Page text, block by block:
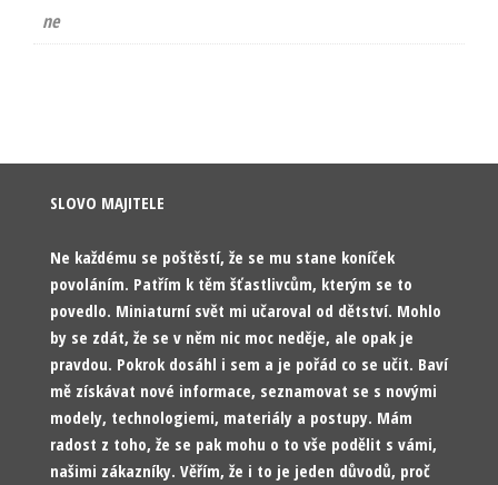
ne
SLOVO MAJITELE
Ne každému se poštěstí, že se mu stane koníček
povoláním. Patřím k těm šťastlivcům, kterým se to
povedlo. Miniaturní svět mi učaroval od dětství. Mohlo
by se zdát, že se v něm nic moc neděje, ale opak je
pravdou. Pokrok dosáhl i sem a je pořád co se učit. Baví
mě získávat nové informace, seznamovat se s novými
modely, technologiemi, materiály a postupy. Mám
radost z toho, že se pak mohu o to vše podělit s vámi,
našimi zákazníky. Věřím, že i to je jeden důvodů, proč